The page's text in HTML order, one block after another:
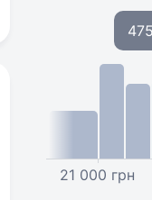
21 000 грн